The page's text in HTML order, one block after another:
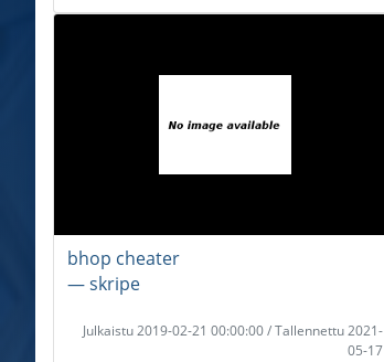
bhop cheater
― skripe
Julkaistu 2019-02-21 00:00:00 / Tallennettu 2021-
05-17